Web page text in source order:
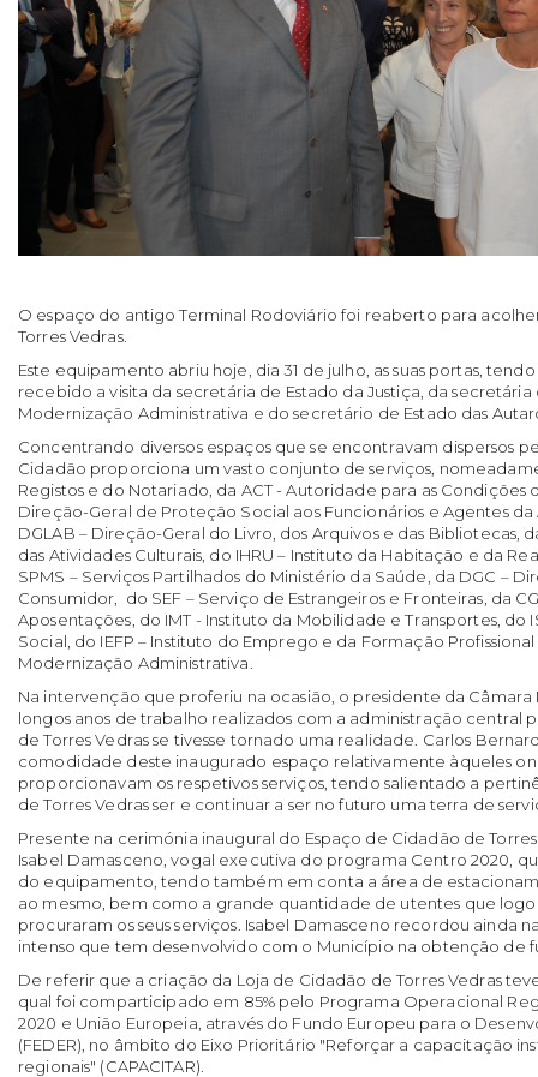
O espaço do antigo Terminal Rodoviário foi reaberto para
Torres Vedras.
Este equipamento abriu hoje, dia 31 de julho, as suas portas,
recebido a visita da secretária de Estado da Justiça, da
Modernização Administrativa e do secretário de Estado das
Concentrando diversos espaços que se encontravam dispersos
Cidadão proporciona um vasto conjunto de serviços,
Registos e do Notariado, da ACT - Autoridade para as Condições
Direção-Geral de Proteção Social aos Funcionários e Agentes
DGLAB – Direção-Geral do Livro, dos Arquivos e das Bibliotecas,
das Atividades Culturais, do IHRU – Instituto da Habitação e da
SPMS – Serviços Partilhados do Ministério da Saúde, da DGC –
Consumidor, do SEF – Serviço de Estrangeiros e Fronteiras, da
Aposentações, do IMT - Instituto da Mobilidade e Transportes, do
Social, do IEFP – Instituto do Emprego e da Formação
Modernização Administrativa.
Na intervenção que proferiu na ocasião, o presidente da
longos anos de trabalho realizados com a administração central
de Torres Vedras se tivesse tornado uma realidade. Carlos
comodidade deste inaugurado espaço relativamente àqueles
proporcionavam os respetivos serviços, tendo salientado a
de Torres Vedras ser e continuar a ser no futuro uma terra de
Presente na cerimónia inaugural do Espaço de Cidadão de
Isabel Damasceno, vogal executiva do programa Centro 2020,
do equipamento, tendo também em conta a área de
ao mesmo, bem como a grande quantidade de utentes que
procuraram os seus serviços. Isabel Damasceno recordou ainda
intenso que tem desenvolvido com o Município na obtenção de
De referir que a criação da Loja de Cidadão de Torres Vedras
qual foi comparticipado em 85% pelo Programa Operacional
2020 e União Europeia, através do Fundo Europeu para o
(FEDER), no âmbito do Eixo Prioritário "Reforçar a capacitação
regionais" (CAPACITAR).